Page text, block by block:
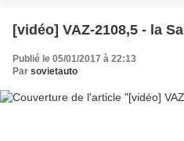
[vidéo] VAZ-2108,5 - la
Publié le 05/01/2017 à 22:13
Par sovietauto